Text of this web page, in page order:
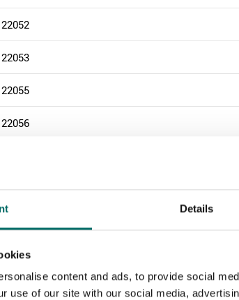
Details
content and ads, to provide social
use of our site with our social media,